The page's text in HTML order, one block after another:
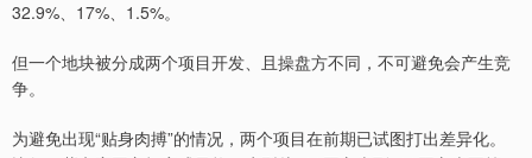
32.9%、17%、1.5%。
但一个地块被分成两个项目开发、且操盘方不同，不可避免会产生竞
争。
为避免出现“贴身肉搏”的情况，两个项目在前期已试图打出差异化。